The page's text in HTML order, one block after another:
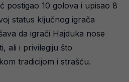
postigao 10 golova i upisao 8
status ključnog igrača
da igrači Hajduka nose
ali i privilegiju što
tradicijom i strašću.